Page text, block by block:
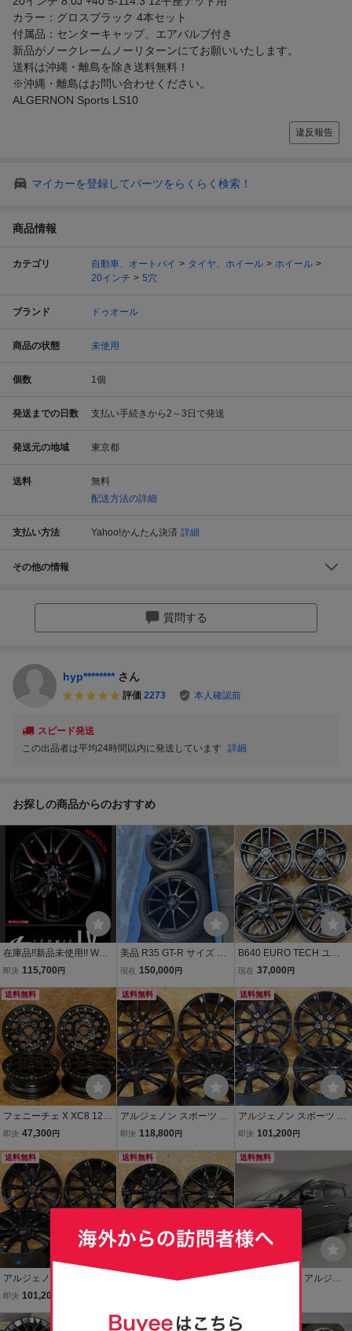
カラー：グロスブラック 4本セット
付属品：センターキャップ、エアバルブ付き
新品がノークレームノーリターンにてお願いいたします。
送料は沖縄・離島を除き送料無料！
※沖縄・離島はお問い合わせください。
ALGERNON Sports LS10
違反報告
マイカーを登録してパーツをらくらく検索！
商品情報
カテゴリ 自動車、オートバイ タイヤ、ホイール
ホイール
20インチ
5穴
ブランド ドゥオール
商品の状態 未使用
個数 1個
発送までの日数 支払い手続きから2～3日で発送
発送元の地域 東京都
送料
無料
配送方法の詳細
支払い方法 Yahoo!かんたん決済 詳細
その他の情報
質問する
hyp******** さん
評価 2273 本人確認前
スピード発送
この出品者は平均24時間以内に発送しています
詳細
お探しの商品からのおすすめ
在庫品!!新品未使用!! WED
S LEONIS LV 20x 8J 5H 1
オニス ウェッズ 4本送料
込み124,500円
即決 115,700 円
美品 R35 GT-R サイズ AD
VAN Racing RSII アドバ
14.3 10J 11J ダンロップ
スタッドレス付き
現在 150,000 円
B640 EURO TECH ユー
ロテック 16X6.5J+29 PC
ト対応 ベンツ アウディ A
4 アバント VW 中古品 手
渡し可能です 山梨県
現在 37,000 円
送料無料
フェニーチェ X XC8 12イ
ンチ 4.00B +42 4/100 マ
沖縄を除き送料無料！ 4
本セット 軽トラ・軽バ
ン
即決 47,300 円
送料無料
アルジェノン スポーツ LS
10 20インチ 8.0J +40 5/1
球面座ナット用 4本セッ
ト
即決 118,800 円
送料無料
アルジェノン スポーツ LS
10 18インチ 8.0J +40 5/1
座ナット用 4本セット
即決 101,200 円
送料無料
アルジェノン スポーツ LS
10 18インチ 8.0J +40 5/1
球面座ナット用 4本セッ
即決 101,200
送料無料
アルジェノン スポーツ LS
球面座ナット用 4本セッ
送料無料
【引取り限定】アルジェ
セット PCD114.3 希少 ヴ
本日終了